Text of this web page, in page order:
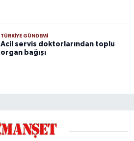
TÜRKIYE GÜNDEMI
Acil servis doktorlarından toplu
organ bağışı